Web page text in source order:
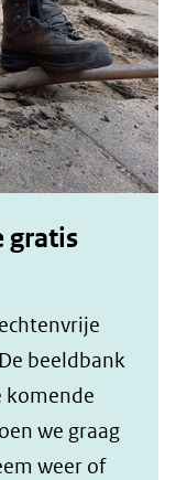
gratis
beeldbank
komende
we graag
weer of